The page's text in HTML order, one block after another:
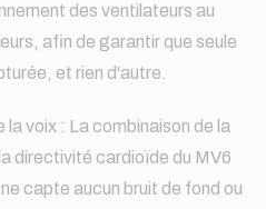
des ventilateurs au
afin de garantir que seule
et rien d'autre.
voix : La combinaison de la
directivité cardioïde du MV6
capte aucun bruit de fond ou